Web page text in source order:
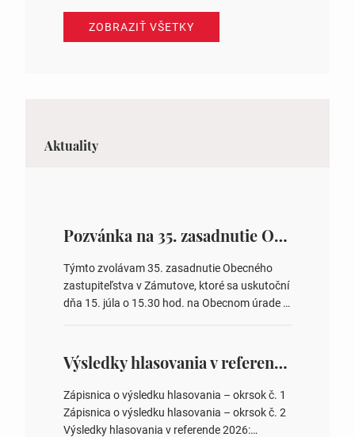
ZOBRAZIŤ VŠETKY
Aktuality
Pozvánka na 35. zasadnutie OZ v Zámutove
Týmto zvolávam 35. zasadnutie Obecného
zastupiteľstva v Zámutove, ktoré sa uskutoční
dňa 15. júla o 15.30 hod. na Obecnom úrade v
overovateľov zápisnice 3. Určenie volebných
obvodov pre voľby poslancov obecných
zastupiteľstiev, počtu poslancov obecných
zastupiteľstiev v nich 4. Schválenie odpredaja
obecného pozemku –…
Výsledky hlasovania v referende 2026
Zápisnica o výsledku hlasovania – okrsok č. 1
Zápisnica o výsledku hlasovania – okrsok č. 2
Výsledky hlasovania v referende 2026: